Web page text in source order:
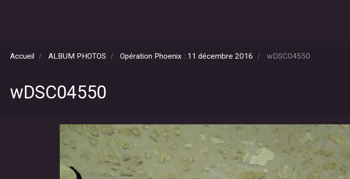
Accueil ALBUM PHOTOS Opération Phoenix : 11 décembre 2016 wDSC04550
wDSC04550